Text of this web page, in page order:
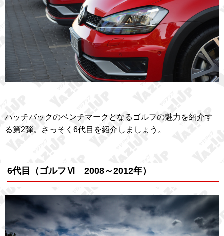
ハッチバックのベンチマークとなるゴルフの魅力を紹介す
る第2弾。さっそく6代目を紹介しましょう。
6代目（ゴルフⅥ 2008～2012年）